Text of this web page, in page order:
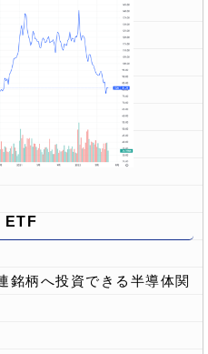
ETF
銘柄へ投資できる半導体関